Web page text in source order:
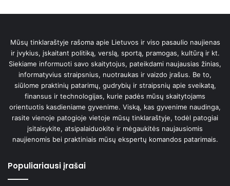
Mūsų tinklaraštyje rašoma apie Lietuvos ir viso pasaulio naujienas
ir įvykius, įskaitant politiką, verslą, sportą, pramogas, kultūrą ir kt.
Siekiame informuoti savo skaitytojus, pateikdami naujausias žinias,
informatyvius straipsnius, nuotraukas ir vaizdo įrašus. Be to,
siūlome praktinių patarimų, gudrybių ir straipsnių apie sveikatą,
finansus ir technologijas, kurie padės mūsų skaitytojams
orientuotis kasdieniame gyvenime. Viską, kas gyvenime naudinga,
rasite vienoje patogioje vietoje mūsų tinklaraštyje, todėl patogiai
įsitaisykite, atsipalaiduokite ir mėgaukitės naujausiomis
naujienomis bei praktiniais mūsų ekspertų komandos patarimais.
Populiariausi įrašai